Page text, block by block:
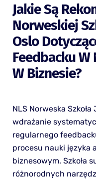
Jakie Są
Norweskiej
Oslo
Feedbacku W
W Biznesie?
NLS Norweska
wdrażanie
regularnego
procesu nauki języka
biznesowym. Szkoła
różnorodnych